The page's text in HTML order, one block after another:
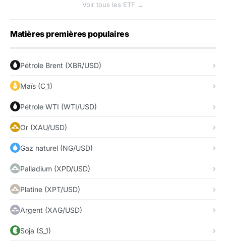
Voir tous les ETF →
Matières premières populaires
Pétrole Brent (XBR/USD)
Maïs (C_1)
Pétrole WTI (WTI/USD)
Or (XAU/USD)
Gaz naturel (NG/USD)
Palladium (XPD/USD)
Platine (XPT/USD)
Argent (XAG/USD)
Soja (S_1)